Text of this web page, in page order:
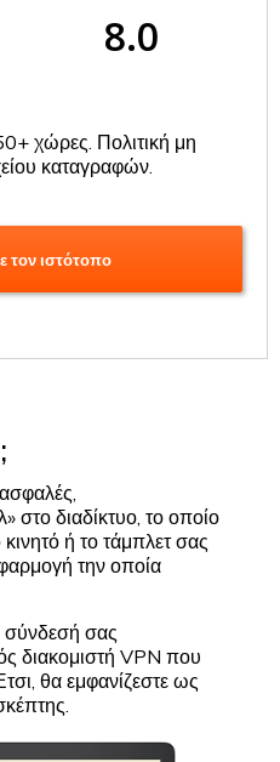
χώρες. Πολιτική μη
καταγραφών.
8.0
τον ιστότοπο
στο διαδίκτυο, το οποίο
ή το τάμπλετ σας
την οποία
σύνδεσή σας
διακομιστή VPN που
θα εμφανίζεστε ως